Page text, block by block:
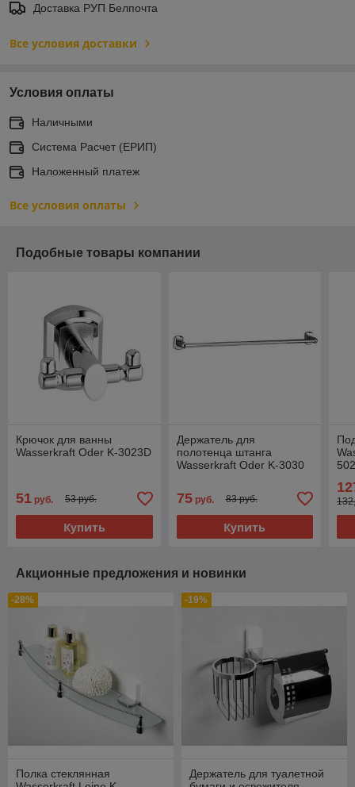
Доставка РУП Белпочта
Все условия доставки
Условия оплаты
Наличными
Система Расчет (ЕРИП)
Наложенный платеж
Все условия оплаты
Подобные товары компании
Крючок для ванны
Wasserkraft Oder K-3023D
51 руб. 53 руб.
Купить
Держатель для
полотенца штанга
Wasserkraft Oder K-3030
75руб. 83 руб.
Купить
Акционные предложения и новинки
-28%
Полка стеклянная
-19%
Держатель для туалетной